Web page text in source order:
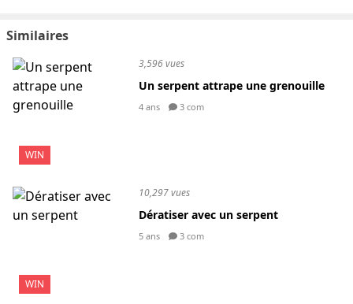
Similaires
WIN
3,596 vues
Un serpent attrape une grenouille
4 ans 3 com
WIN
10,297 vues
Dératiser avec un serpent
5 ans 3 com